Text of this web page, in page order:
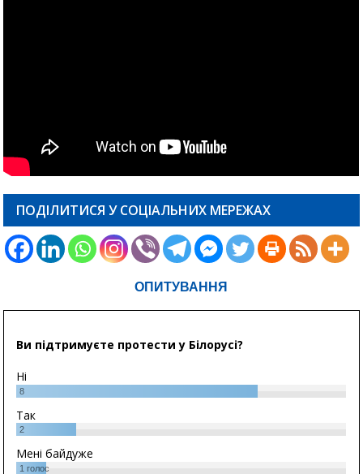
ПОДІЛИТИСЯ У СОЦІАЛЬНИХ МЕРЕЖАХ
ОПИТУВАННЯ
Ви підтримуєте протести у Білорусі?
Ні
8
Так
2
Мені байдуже
1 голос